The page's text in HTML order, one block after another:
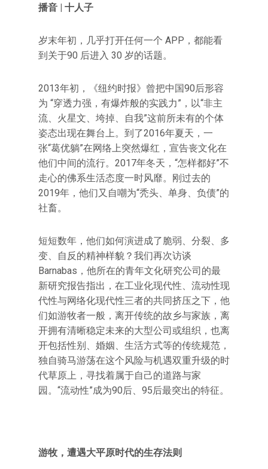
播音 | 十人子
岁末年初，几乎打开任何一个 APP，都能看
到关于90 后进入 30 岁的话题。
2013年初，《纽约时报》曾把中国90后形容
为 “穿透力强，有爆炸般的实践力”，以“非主
流、火星文、垮掉、自我”这前所未有的个体
姿态出现在舞台上。到了2016年夏天，一
张“葛优躺”在网络上突然爆红，宣告丧文化在
他们中间的流行。2017年冬天，“怎样都好”不
走心的佛系生活态度一时风靡。刚过去的
2019年，他们又自嘲为“秃头、单身、负债”的
社畜。
短短数年，他们如何演进成了脆弱、分裂、多
变、自反的精神样貌？我们再次访谈
Barnabas，他所在的青年文化研究公司的最
新研究报告指出，在工业化现代性、流动性现
代性与网络化现代性三者的共同挤压之下，他
们如游牧者一般，离开传统的故乡与家族，离
开拥有清晰稳定未来的大型公司或组织，也离
开包括性别、婚姻、生活方式等的传统规范，
独自骑马游荡在这个风险与机遇双重升级的时
代草原上，寻找着属于自己的道路与家
园。“流动性”成为90后、95后最突出的特征。
游牧，遭遇大平原时代的生存法则